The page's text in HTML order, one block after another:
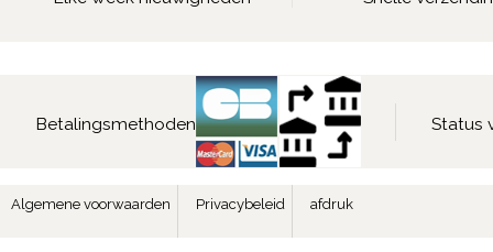
Betalingsmethoden Status
Algemene voorwaarden Privacybeleid afdruk